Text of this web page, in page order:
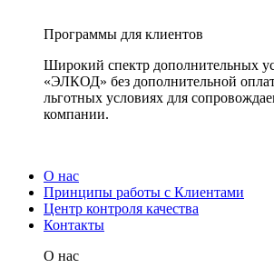
Программы для клиентов
Широкий спектр дополнительных
«ЭЛКОД» без дополнительной
льготных условиях для
компании.
О нас
Принципы работы с Клиентами
Центр контроля качества
Контакты
О нас